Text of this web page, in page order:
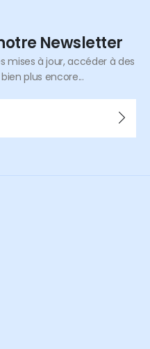
Newsletter
mises à jour, accéder à des
plus encore...